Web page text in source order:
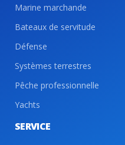
Marine marchande
Bateaux de servitude
Défense
Systèmes terrestres
Pêche professionnelle
Yachts
SERVICE